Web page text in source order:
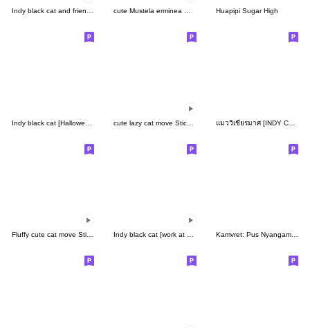
Indy black cat and friends III cute Mustela erminea move Sticker Huapipi Sugar High
แมววิเชียรมาศ [INDY Cosplay]
Kamvret: Pus Nyangami 4